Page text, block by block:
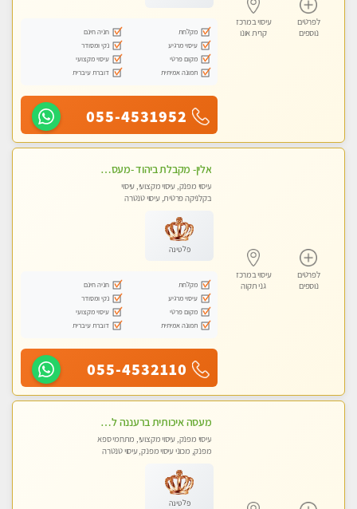
לפרטים
נוספים
עיסוי במרכז
קרית אונו
מקלחת
חניה חינם
עיסוי מרגיע
נקי ומסודר
מקום פרטי
עיסוי מקצועי
תמונה אמיתית
דוברת עיברית
055-4531952
לפרטים
נוספים
עיסוי במרכז
גני תקוה
אלין- מקבלת ביהוד -מעסה פרטית ואיכותית לבד ביהוד . עיסוי מפנק אצלי ביהוד
עיסוי מפנק, עיסוי מקצועי, עיסוי
בקלניקה פרטית, עיסוי טנטרה
פלטינה
מקלחת
חניה חינם
עיסוי מרגיע
נקי ומסודר
מקום פרטי
עיסוי מקצועי
תמונה אמיתית
דוברת עיברית
055-4532110
מעסה איכותית ברעננה למאסז מקצועי ומפנק לכל שרירי הגוף
עיסוי מפנק, עיסוי מקצועי, מתחמי ספא
מפנק, מכוני עיסוי מפנק, עיסוי טנטרה
פלטינה